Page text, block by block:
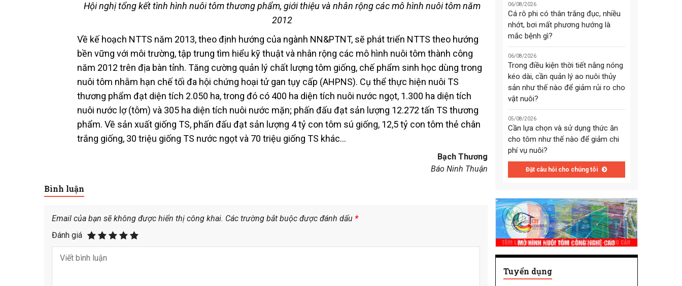
Hội nghị tổng kết tình hình nuôi tôm thương phẩm, giới thiệu và nhân rộng các mô hình nuôi tôm năm
2012
Về kế hoạch NTTS năm 2013, theo định hướng của ngành NN&PTNT, sẽ phát triển NTTS theo hướng
bền vững với môi trường, tập trung tìm hiểu kỹ thuật và nhân rộng các mô hình nuôi tôm thành công
năm 2012 trên địa bàn tỉnh. Tăng cường quản lý chất lượng tôm giống, chế phẩm sinh học dùng trong
nuôi tôm nhằm hạn chế tối đa hội chứng hoại tử gan tụy cấp (AHPNS). Cụ thể thực hiện nuôi TS
thương phẩm đạt diện tích 2.050 ha, trong đó có 400 ha diện tích nuôi nước ngọt, 1.300 ha diện tích
nuôi nước lợ (tôm) và 305 ha diện tích nuôi nước mặn; phấn đấu đạt sản lượng 12.272 tấn TS thương
phẩm. Về sản xuất giống TS, phấn đấu đạt sản lượng 4 tỷ con tôm sú giống, 12,5 tỷ con tôm thẻ chân
trắng giống, 30 triệu giống TS nước ngọt và 70 triệu giống TS khác…
Bạch Thương
Báo Ninh Thuận
Bình luận
Email của bạn sẽ không được hiển thị công khai. Các trường bắt buộc được đánh dấu *
Đánh giá
06/08/2026
Cá rô phi có thân trắng đục, nhiều
nhớt, bơi mất phương hướng là
mắc bệnh gì?
06/08/2026
Trong điều kiện thời tiết nắng nóng
kéo dài, cần quản lý ao nuôi thủy
sản như thế nào để giảm rủi ro cho
vật nuôi?
05/08/2026
Cần lựa chọn và sử dụng thức ăn
cho tôm như thế nào để giảm chi
phí vụ nuôi?
Đặt câu hỏi cho chúng tôi
Tuyển dụng